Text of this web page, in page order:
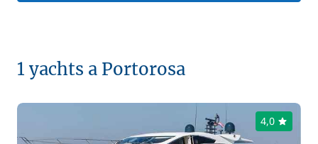
1 yachts a Portorosa
4,0